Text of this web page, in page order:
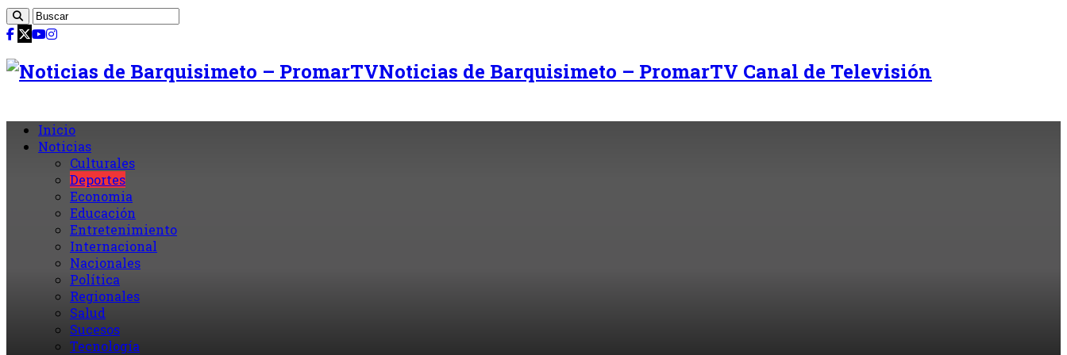
Noticias de Barquisimeto – PromarTV Canal de Televisión
Inicio
Noticias
Culturales
Deportes
Economia
Educación
Entretenimiento
Internacional
Nacionales
Política
Regionales
Salud
Sucesos
Tecnología